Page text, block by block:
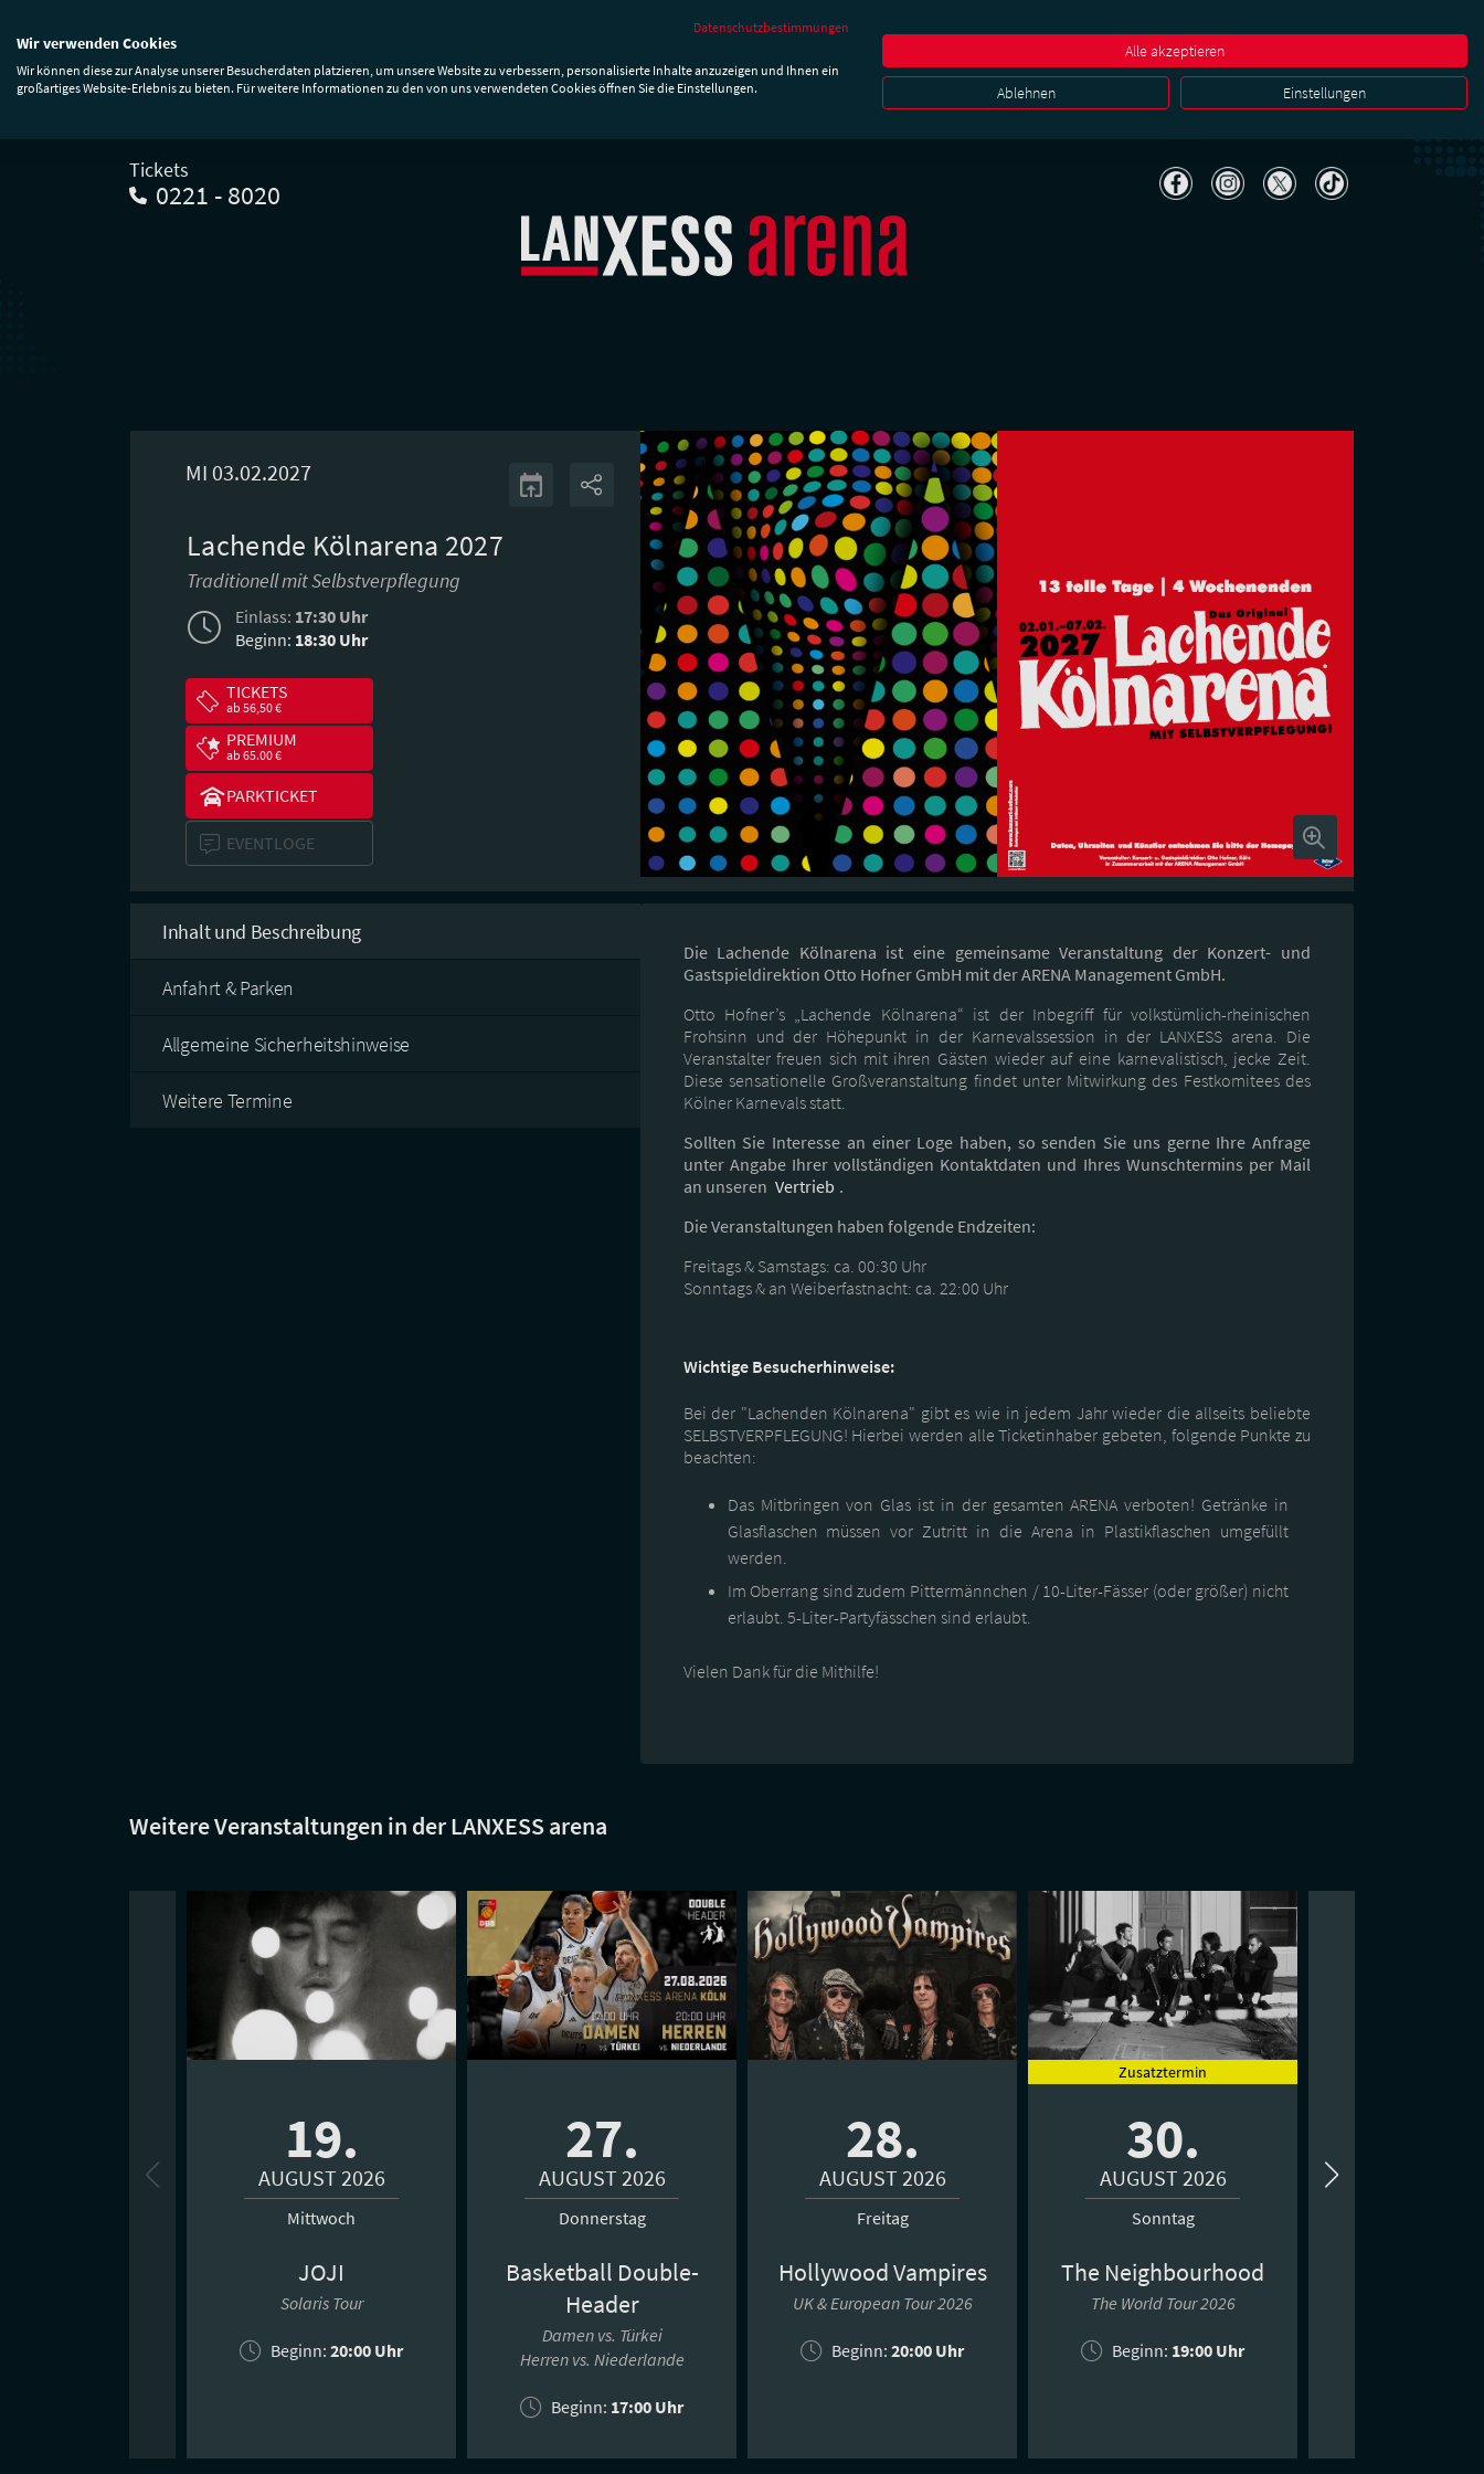
Events & Tickets Premium Anfahrt & Parken Besucherinfos Essen & Trinken Die Arena Business
Tickets
0221 - 8020
MI 03.02.2027
Lachende Kölnarena 2027
Traditionell mit Selbstverpflegung
Einlass: 17:30 Uhr
Beginn: 18:30 Uhr
TICKETS
ab 56,50 €
PREMIUM
ab 65.00 €
PARKTICKET
EVENTLOGE
Die Lachende Kölnarena ist eine gemeinsame Veranstaltung der Konzert- und
Gastspieldirektion Otto Hofner GmbH mit der ARENA Management GmbH.
Otto Hofner’s „Lachende Kölnarena“ ist der Inbegriff für volkstümlich-rheinischen
Frohsinn und der Höhepunkt in der Karnevalssession in der LANXESS arena. Die
Veranstalter freuen sich mit ihren Gästen wieder auf eine karnevalistisch, jecke Zeit.
Diese sensationelle Großveranstaltung findet unter Mitwirkung des Festkomitees des
Kölner Karnevals statt.
Sollten Sie Interesse an einer Loge haben, so senden Sie uns gerne Ihre Anfrage
unter Angabe Ihrer vollständigen Kontaktdaten und Ihres Wunschtermins per Mail
an unseren Vertrieb .
Die Veranstaltungen haben folgende Endzeiten:
Freitags & Samstags: ca. 00:30 Uhr
Sonntags & an Weiberfastnacht: ca. 22:00 Uhr
Wichtige Besucherhinweise:
Bei der "Lachenden Kölnarena" gibt es wie in jedem Jahr wieder die allseits beliebte
SELBSTVERPFLEGUNG! Hierbei werden alle Ticketinhaber gebeten, folgende Punkte zu
beachten:
Das Mitbringen von Glas ist in der gesamten ARENA verboten! Getränke in
Glasflaschen müssen vor Zutritt in die Arena in Plastikflaschen umgefüllt
werden.
Im Oberrang sind zudem Pittermännchen / 10-Liter-Fässer (oder größer) nicht
erlaubt. 5-Liter-Partyfässchen sind erlaubt.
Vielen Dank für die Mithilfe!
Inhalt und Beschreibung
Anfahrt & Parken
Allgemeine Sicherheitshinweise
Weitere Termine
Weitere Veranstaltungen in der LANXESS arena
19.
AUGUST 2026
Mittwoch
JOJI
Solaris Tour
Beginn: 20:00 Uhr
27.
AUGUST 2026
Donnerstag
Basketball Double-
Header
Damen vs. Türkei
Herren vs. Niederlande
Beginn: 17:00 Uhr
28.
AUGUST 2026
Freitag
Hollywood Vampires
UK & European Tour 2026
Beginn: 20:00 Uhr
Zusatztermin
30.
AUGUST 2026
Sonntag
The Neighbourhood
The World Tour 2026
Beginn: 19:00 Uhr
Datenschutzbestimmungen
Wir verwenden Cookies
Wir können diese zur Analyse unserer Besucherdaten platzieren, um unsere Website zu verbessern, personalisierte Inhalte anzuzeigen und Ihnen ein
großartiges Website-Erlebnis zu bieten. Für weitere Informationen zu den von uns verwendeten Cookies öffnen Sie die Einstellungen.
Alle akzeptieren
Ablehnen Einstellungen